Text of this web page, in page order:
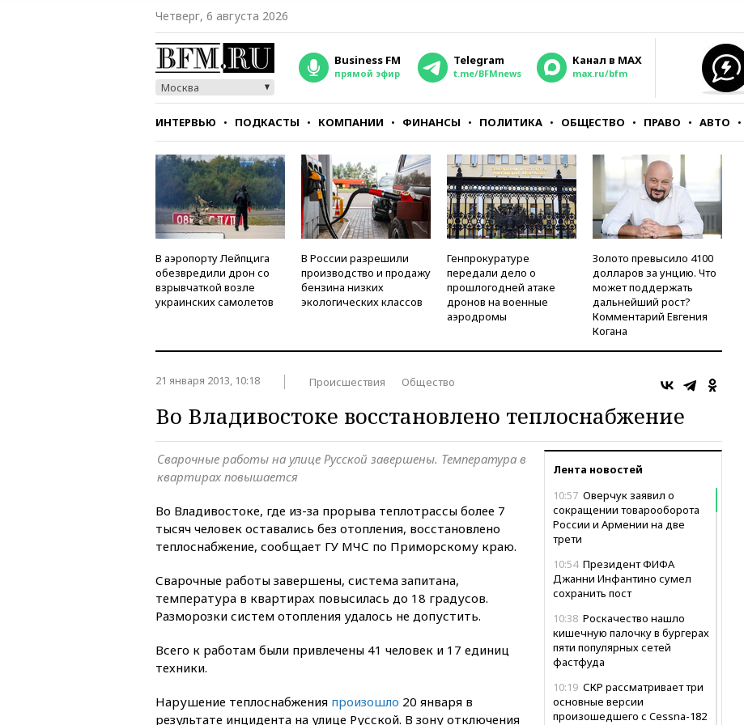
Четверг, 6 августа 2026
Москва
Business FM
прямой эфир
Telegram
t.me/BFMnews
Канал в MAX
max.ru/bfm
ИНТЕРВЬЮ ПОДКАСТЫ КОМПАНИИ ФИНАНСЫ ПОЛИТИКА ОБЩЕСТВО ПРАВО АВТО
СТИЛЬ ТЕСТЫ
В аэропорту Лейпцига
обезвредили дрон со
взрывчаткой возле
украинских самолетов
В России разрешили
производство и продажу
бензина низких
экологических классов
Генпрокуратуре
передали дело о
прошлогодней атаке
дронов на военные
аэродромы
Золото превысило 4100
долларов за унцию. Что
может поддержать
дальнейший рост?
Комментарий Евгения
Когана
21 января 2013, 10:18 Происшествия Общество
Во Владивостоке восстановлено теплоснабжение
Лента новостей
10:57 Оверчук заявил о
сокращении товарооборота
России и Армении на две
трети
10:54 Президент ФИФА
Джанни Инфантино сумел
сохранить пост
10:38 Роскачество нашло
кишечную палочку в бургерах
пяти популярных сетей
фастфуда
10:19 СКР рассматривает три
основные версии
произошедшего с Cessna-182
Сварочные работы на улице Русской завершены. Температура в
квартирах повышается
Во Владивостоке, где из-за прорыва теплотрассы более 7
тысяч человек оставались без отопления, восстановлено
теплоснабжение, сообщает ГУ МЧС по Приморскому краю.
Сварочные работы завершены, система запитана,
температура в квартирах повысилась до 18 градусов.
Разморозки систем отопления удалось не допустить.
Всего к работам были привлечены 41 человек и 17 единиц
техники.
Нарушение теплоснабжения произошло 20 января в
результате инцидента на улице Русской. В зону отключения